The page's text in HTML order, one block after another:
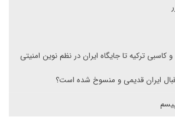
و کاسبی ترکیه تا جایگاه ایران در نظم نوین امنیتی
قبال ایران قدیمی و منسوخ شده است؟